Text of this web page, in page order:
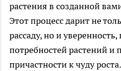
растения в созданной
Этот процесс дарит не
рассаду, но и
потребностей растений и
причастности к чуду